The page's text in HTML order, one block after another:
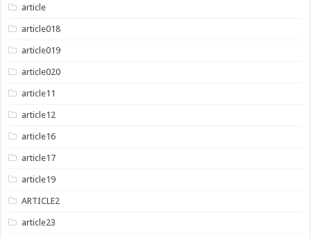
article
article018
article019
article020
article11
article12
article16
article17
article19
ARTICLE2
article23